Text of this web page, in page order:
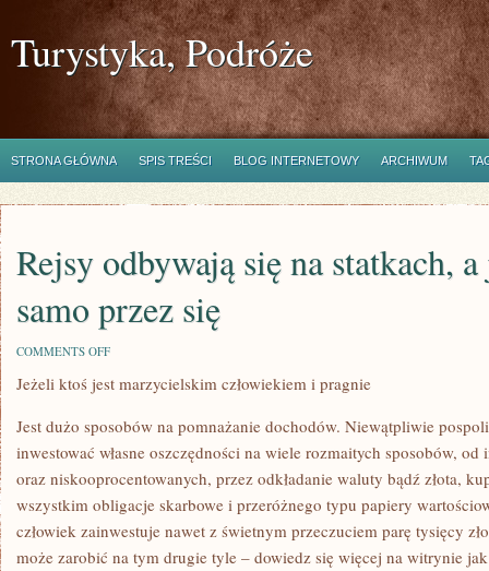
Turystyka, Podróże
STRONA GŁÓWNA SPIS TREŚCI BLOG INTERNETOWY ARCHIWUM
Rejsy odbywają się na statkach,
samo przez się
COMMENTS OFFON
ODBYWAJĄ
STATKACH,
A
JAK
ROZUMIE
SIĘ
SAMO
PRZEZ
Jeżeli ktoś jest marzycielskim człowiekiem i pragnie
Jest dużo sposobów na pomnażanie dochodów. Niewątpliwie
inwestować własne oszczędności na wiele rozmaitych sposobów,
oraz niskooprocentowanych, przez odkładanie waluty bądź złota,
wszystkim obligacje skarbowe i przeróżnego typu papiery
człowiek zainwestuje nawet z świetnym przeczuciem parę tysięcy
może zarobić na tym drugie tyle – dowiedz się więcej na witrynie